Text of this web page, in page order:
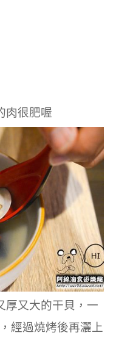
肉很肥喔
厚又大的干貝，一
經過燒烤後再灑上